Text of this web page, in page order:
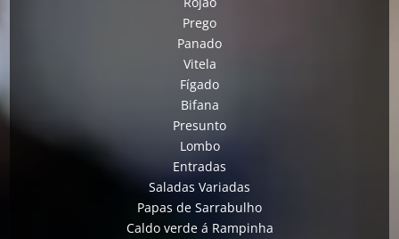
Prego
Panado
Vitela
Fígado
Bifana
Presunto
Lombo
Entradas
Saladas Variadas
Papas de Sarrabulho
Caldo verde á Rampinha